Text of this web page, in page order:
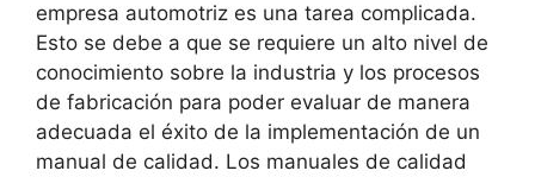
empresa automotriz es una tarea complicada.
Esto se debe a que se requiere un alto nivel de
conocimiento sobre la industria y los procesos
de fabricación para poder evaluar de manera
adecuada el éxito de la implementación de un
manual de calidad. Los manuales de calidad